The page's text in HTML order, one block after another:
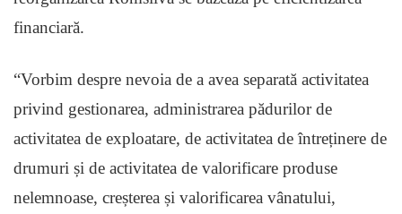
financiară.
“Vorbim despre nevoia de a avea separată activitatea
privind gestionarea, administrarea pădurilor de
activitatea de exploatare, de activitatea de întreținere de
drumuri și de activitatea de valorificare produse
nelemnoase, creșterea și valorificarea vânatului,